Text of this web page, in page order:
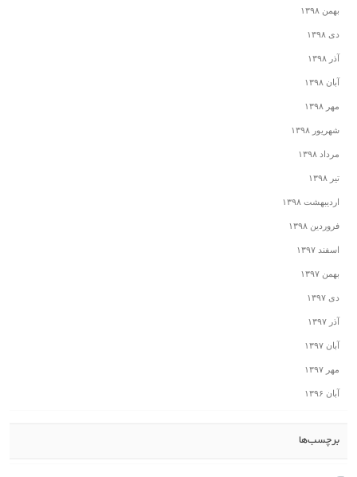
بهمن ۱۳۹۸
دی ۱۳۹۸
آذر ۱۳۹۸
آبان ۱۳۹۸
مهر ۱۳۹۸
شهریور ۱۳۹۸
مرداد ۱۳۹۸
تیر ۱۳۹۸
اردیبهشت ۱۳۹۸
فروردین ۱۳۹۸
اسفند ۱۳۹۷
بهمن ۱۳۹۷
دی ۱۳۹۷
آذر ۱۳۹۷
آبان ۱۳۹۷
مهر ۱۳۹۷
آبان ۱۳۹۶
برچسب‌ها